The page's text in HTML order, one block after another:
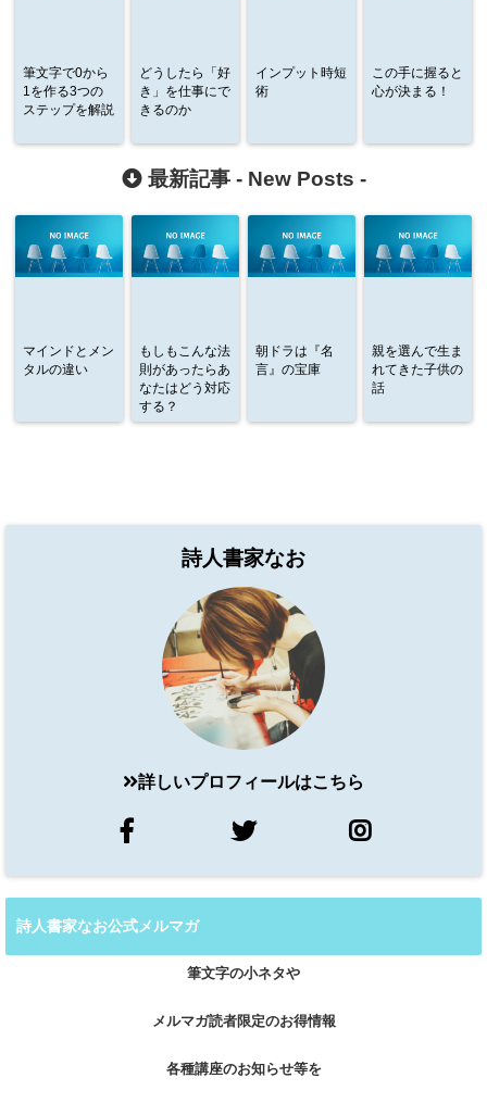
筆文字で0から
1を作る3つの
ステップを解説
どうしたら「好
き」を仕事にで
きるのか
インプット時短
術
この手に握ると
心が決まる！
最新記事 - New Posts -
マインドとメン
タルの違い
もしもこんな法
則があったらあ
なたはどう対応
する？
朝ドラは『名
言』の宝庫
親を選んで生ま
れてきた子供の
話
詩人書家なお
詳しいプロフィールはこちら
詩人書家なお公式メルマガ
筆文字の小ネタや
メルマガ読者限定のお得情報
各種講座のお知らせ等を